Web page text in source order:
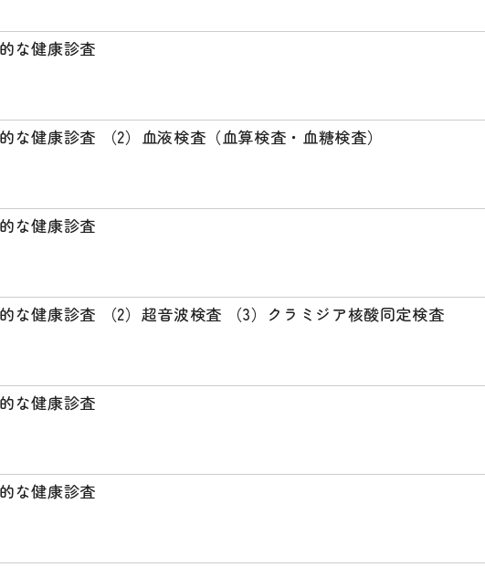
的な健康診査
的な健康診査 （2）血液検査（血算検査・血糖検査）
的な健康診査
的な健康診査 （2）超音波検査 （3）クラミジア核酸同定検査
的な健康診査
的な健康診査